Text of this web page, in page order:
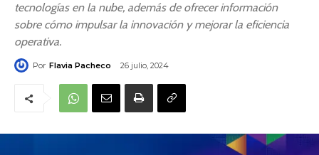
tecnologías en la nube, además de ofrecer información
sobre cómo impulsar la innovación y mejorar la eficiencia
operativa.
Por Flavia Pacheco 26 julio, 2024